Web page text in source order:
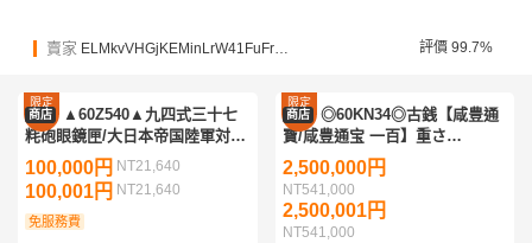
賣家 ELMkvVHGjKEMinLrW41FuFr3jMgjQ 評價 99.7%
限定
優惠
商店 ▲60Z540▲九四式三十七
粍砲眼鏡匣/大日本帝国陸軍対戦
車砲九四式37mm速射砲用?スコ
ープ照準器2.5×13°・木箱/ケー
ス
100,000円 NT21,640
100,001円 NT21,640
免服務費
限定
優惠
商店 ◎60KN34◎古銭【咸豊通
寶/咸豊通宝 一百】重さ
185.77g 直径7.1cm 厚み
7.9mm・穴銭/絵銭/中国古銭/清
朝銭/宝福局
2,500,000円
NT541,000
2,500,001円
NT541,000